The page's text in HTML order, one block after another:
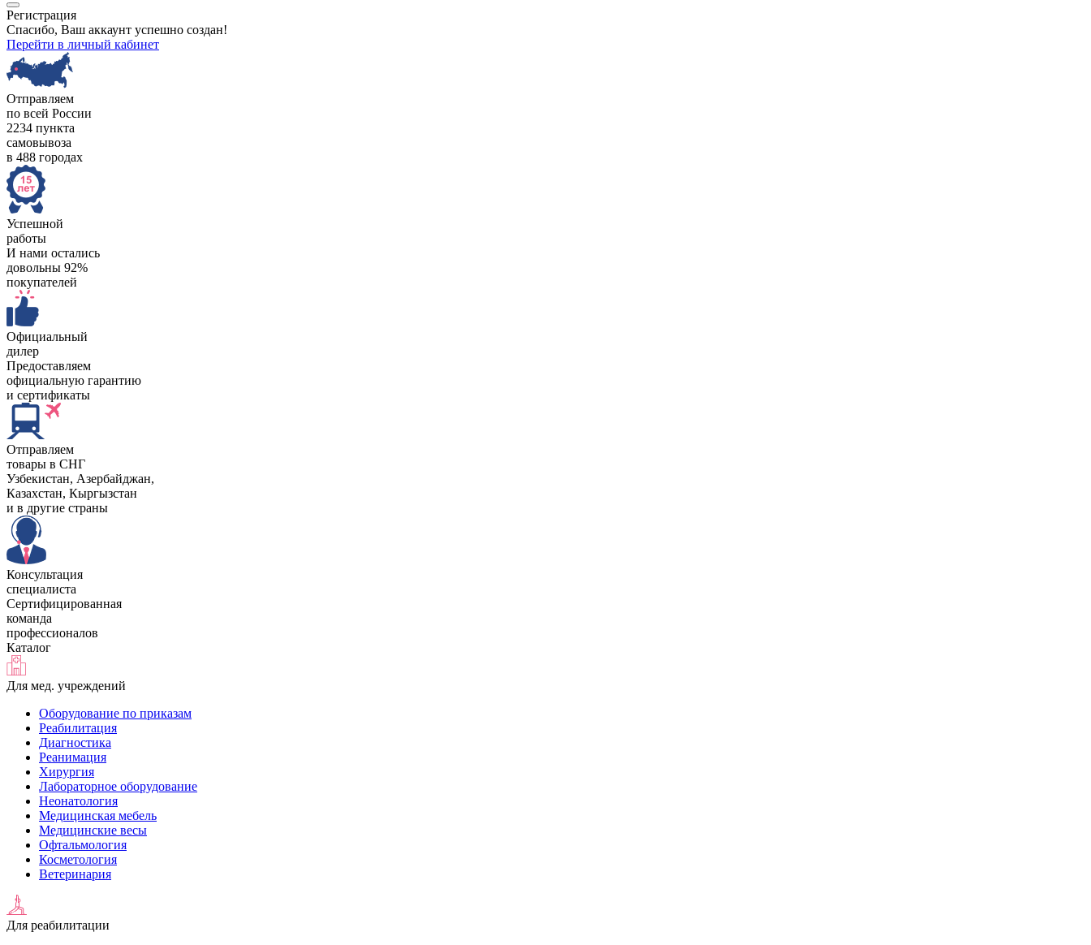
Регистрация
Спасибо, Ваш аккаунт успешно создан!
Перейти в личный кабинет
Отправляем
по всей России
2234 пункта
самовывоза
в 488 городах
Успешной
работы
И нами остались
довольны 92%
покупателей
Официальный
дилер
Предоставляем
официальную гарантию
и сертификаты
Отправляем
товары в СНГ
Узбекистан, Aзербайджан,
Казахстан, Кыргызстан
и в другие страны
Консультация
специалиста
Сертифицированная
команда
профессионалов
Каталог
Для мед. учреждений
Оборудование по приказам
Реабилитация
Диагностика
Реанимация
Хирургия
Лабораторное оборудование
Неонатология
Медицинская мебель
Медицинские весы
Офтальмология
Косметология
Ветеринария
Для реабилитации